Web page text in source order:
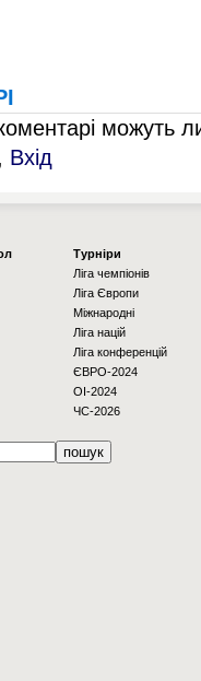
можуть
Вхід
Турніри
Ліга чемпіонів
Ліга Європи
Міжнародні
Ліга націй
Ліга конференцій
ЄВРО-2024
OI-2024
ЧС-2026